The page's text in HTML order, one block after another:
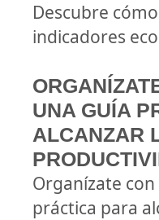
Descubre
indicadores
UNA GUÍA
ALCANZAR
Organízate
práctica para